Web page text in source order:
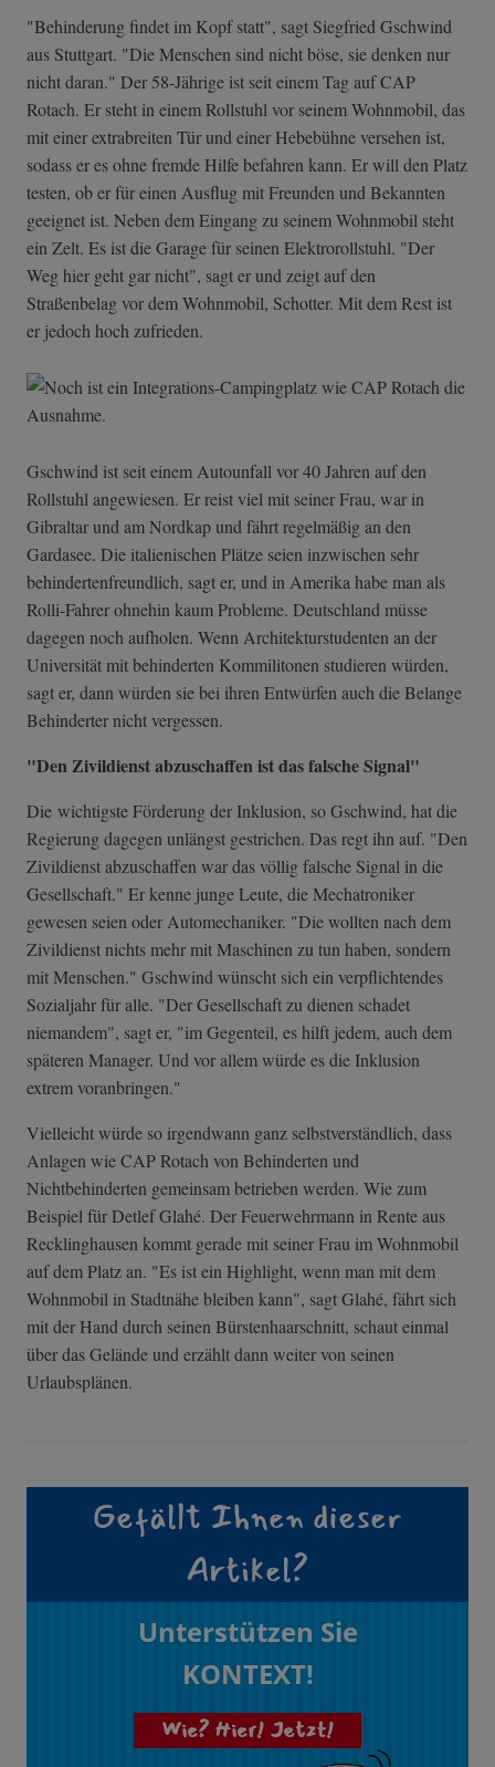
"Behinderung findet im Kopf statt", sagt Siegfried Gschwind
aus Stuttgart. "Die Menschen sind nicht böse, sie denken nur
nicht daran." Der 58-Jährige ist seit einem Tag auf CAP
Rotach. Er steht in einem Rollstuhl vor seinem Wohnmobil, das
mit einer extrabreiten Tür und einer Hebebühne versehen ist,
sodass er es ohne fremde Hilfe befahren kann. Er will den Platz
testen, ob er für einen Ausflug mit Freunden und Bekannten
geeignet ist. Neben dem Eingang zu seinem Wohnmobil steht
ein Zelt. Es ist die Garage für seinen Elektrorollstuhl. "Der
Weg hier geht gar nicht", sagt er und zeigt auf den
Straßenbelag vor dem Wohnmobil, Schotter. Mit dem Rest ist
er jedoch hoch zufrieden.
Gschwind ist seit einem Autounfall vor 40 Jahren auf den
Rollstuhl angewiesen. Er reist viel mit seiner Frau, war in
Gibraltar und am Nordkap und fährt regelmäßig an den
Gardasee. Die italienischen Plätze seien inzwischen sehr
behindertenfreundlich, sagt er, und in Amerika habe man als
Rolli-Fahrer ohnehin kaum Probleme. Deutschland müsse
dagegen noch aufholen. Wenn Architekturstudenten an der
Universität mit behinderten Kommilitonen studieren würden,
sagt er, dann würden sie bei ihren Entwürfen auch die Belange
Behinderter nicht vergessen.
"Den Zivildienst abzuschaffen ist das falsche Signal"
Die wichtigste Förderung der Inklusion, so Gschwind, hat die
Regierung dagegen unlängst gestrichen. Das regt ihn auf. "Den
Zivildienst abzuschaffen war das völlig falsche Signal in die
Gesellschaft." Er kenne junge Leute, die Mechatroniker
gewesen seien oder Automechaniker. "Die wollten nach dem
Zivildienst nichts mehr mit Maschinen zu tun haben, sondern
mit Menschen." Gschwind wünscht sich ein verpflichtendes
Sozialjahr für alle. "Der Gesellschaft zu dienen schadet
niemandem", sagt er, "im Gegenteil, es hilft jedem, auch dem
späteren Manager. Und vor allem würde es die Inklusion
extrem voranbringen."
Vielleicht würde so irgendwann ganz selbstverständlich, dass
Anlagen wie CAP Rotach von Behinderten und
Nichtbehinderten gemeinsam betrieben werden. Wie zum
Beispiel für Detlef Glahé. Der Feuerwehrmann in Rente aus
Recklinghausen kommt gerade mit seiner Frau im Wohnmobil
auf dem Platz an. "Es ist ein Highlight, wenn man mit dem
Wohnmobil in Stadtnähe bleiben kann", sagt Glahé, fährt sich
mit der Hand durch seinen Bürstenhaarschnitt, schaut einmal
über das Gelände und erzählt dann weiter von seinen
Urlaubsplänen.
Gefällt Ihnen dieser
Artikel?
Unterstützen Sie
KONTEXT!
Wie? Hier! Jetzt!